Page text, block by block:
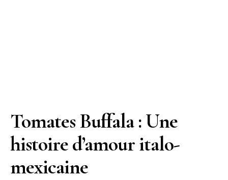
Tomates Buffala : Une
histoire d’amour italo-
mexicaine